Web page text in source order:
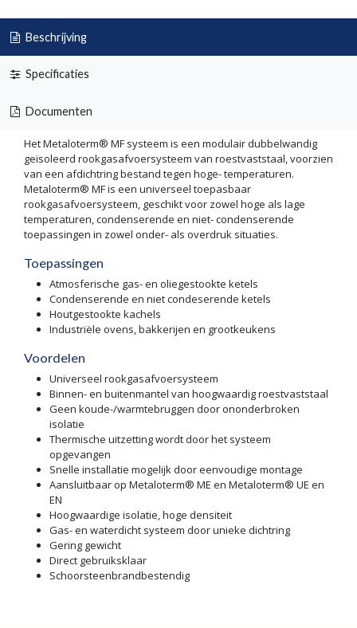
Beschrijving
Specificaties
Documenten
Het Metaloterm® MF systeem is een modulair dubbelwandig
geïsoleerd rookgasafvoersysteem van roestvaststaal, voorzien
van een afdichtring bestand tegen hoge- temperaturen.
Metaloterm® MF is een universeel toepasbaar
rookgasafvoersysteem, geschikt voor zowel hoge als lage
temperaturen, condenserende en niet- condenserende
toepassingen in zowel onder- als overdruk situaties.
Toepassingen
Atmosferische gas- en oliegestookte ketels
Condenserende en niet condeserende ketels
Houtgestookte kachels
Industriële ovens, bakkerijen en grootkeukens
Voordelen
Universeel rookgasafvoersysteem
Binnen- en buitenmantel van hoogwaardig roestvaststaal
Geen koude-/warmtebruggen door ononderbroken
isolatie
Thermische uitzetting wordt door het systeem
opgevangen
Snelle installatie mogelijk door eenvoudige montage
Aansluitbaar op Metaloterm® ME en Metaloterm® UE en
EN
Hoogwaardige isolatie, hoge densiteit
Gas- en waterdicht systeem door unieke dichtring
Gering gewicht
Direct gebruiksklaar
Schoorsteenbrandbestendig